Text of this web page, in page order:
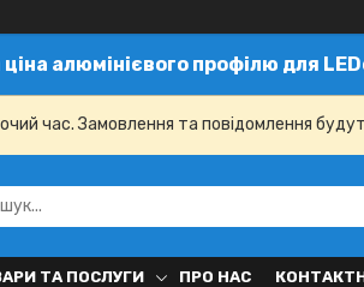
алюмінієвого профілю для
час. Замовлення та повідомлення
ТА ПОСЛУГИ ПРО НАС